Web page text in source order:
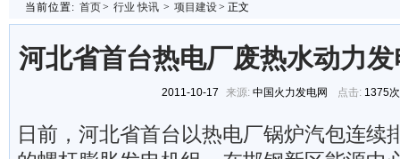
当前位置: 首页> 行业 快讯 > 项目建设> 正文
河北省首台热电厂废热水动力
2011-10-17 来源: 中国火力发电网 点击: 1375
日前，河北省首台以热电厂锅炉汽包连续